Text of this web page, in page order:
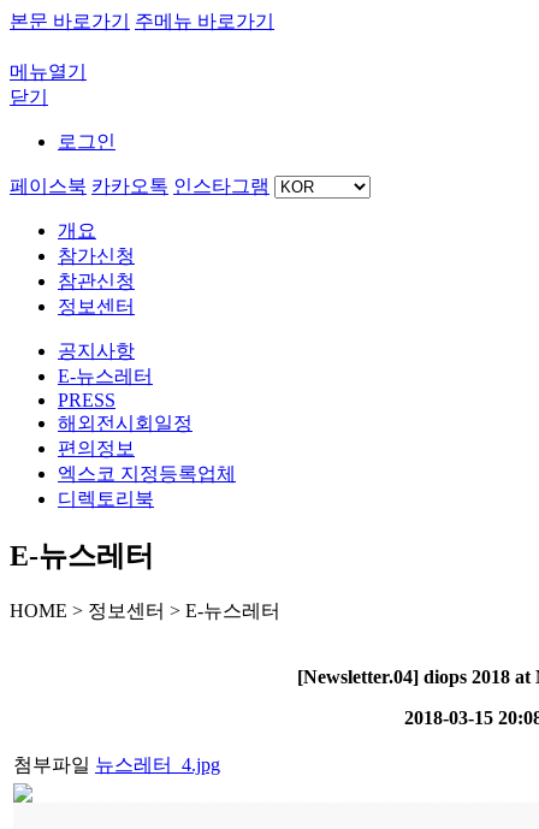
본문 바로가기 주메뉴 바로가기
메뉴열기
닫기
로그인
페이스북 카카오톡 인스타그램
개요
참가신청
참관신청
정보센터
공지사항
E-뉴스레터
PRESS
해외전시회일정
편의정보
엑스코 지정등록업체
디렉토리북
E-뉴스레터
HOME > 정보센터 > E-뉴스레터
[Newsletter.04] diops 2018
2018-03-15
첨부파일 뉴스레터_4.jpg